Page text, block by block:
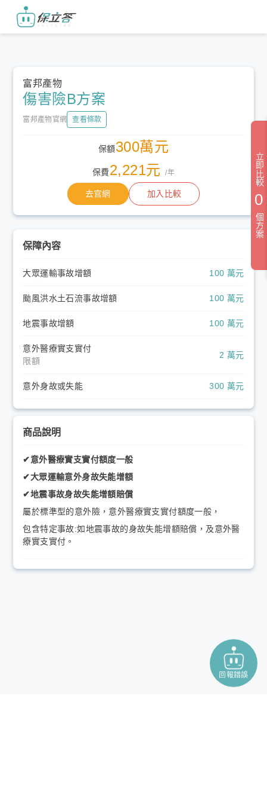
富邦產物
傷害險B方案
富邦產物官網 查看條款
保額300萬元
保費2,221元/年
去官網 加入比較
保障內容
大眾運輸事故增額 100 萬元
颱風洪水土石流事故增額 100 萬元
地震事故增額 100 萬元
意外醫療實支實付
限額
2 萬元
意外身故或失能 300 萬元
商品說明
✔意外醫療實支實付額度一般
✔大眾運輸意外身故失能增額
✔地震事故身故失能增額賠償
屬於標準型的意外險，意外醫療實支實付額度一般，
包含特定事故:如地震事故的身故失能增額賠償，及意外醫
療實支實付。
立即比較
0
個方案
回報錯誤